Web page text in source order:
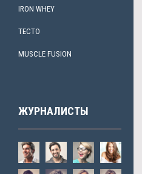
IRON WHEY
ТЕСТО
MUSCLE FUSION
ЖУРНАЛИСТЫ